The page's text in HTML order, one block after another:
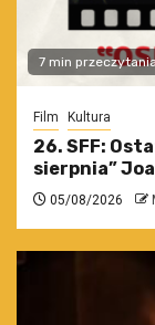
7 min
Film Kultura
26. SFF:
sierpnia”
05/08/2026